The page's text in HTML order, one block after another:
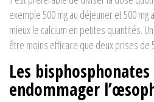
exemple 500 mg au déjeuner et 500 mg
mieux le calcium en petites quantités.
être moins efficace que deux prises de
Les
endommager